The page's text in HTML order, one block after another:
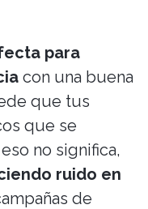
para
con una buena
que tus
que se
no significa,
ruido en
de